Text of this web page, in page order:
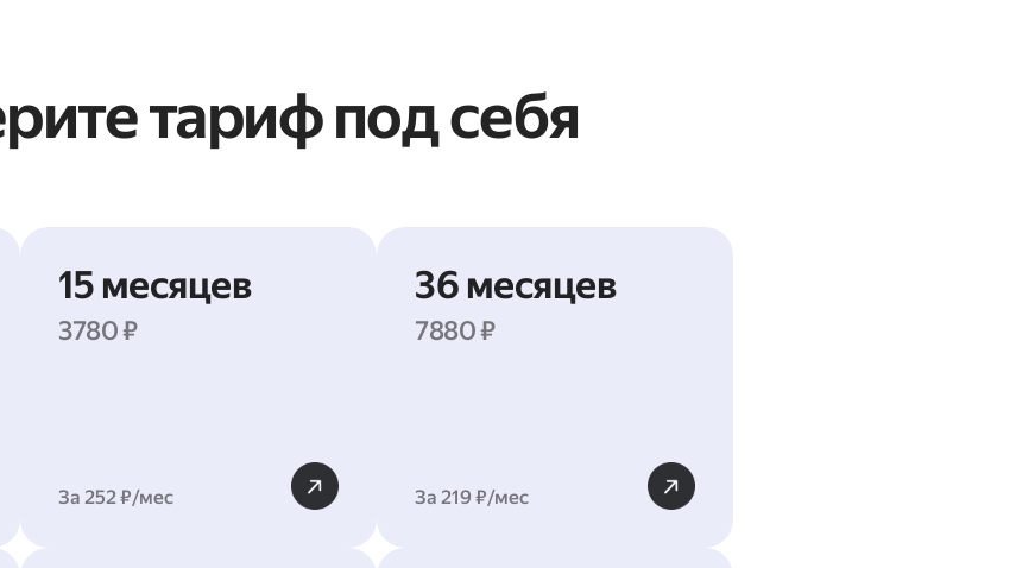
тариф под себя
15 месяцев
3780 ₽
За 252 ₽/мес
36 месяцев
7880 ₽
За 219 ₽/мес